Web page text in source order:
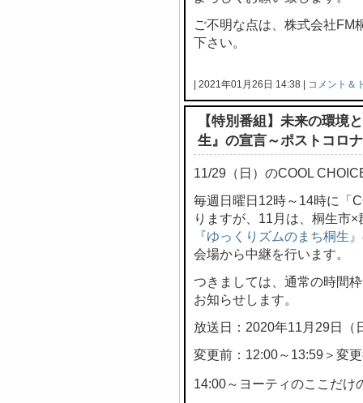
ご不明な点は、株式会社FM
下さい。
| 2021年01月26日 14:38 | コメント＆
【特別番組】未来の環境
生』の宣言～ポストコロ
11/29（日）のCOOL
毎週日曜日12時～14時に「
りますが、11月は、桐生市
『ゆっくりズムのまち桐生
会場から中継を行います。
つきましては、通常の時間
お知らせします。
放送日：2020年11月29日（
変更前：12:00～13:59＞変
14:00～ヨーティのここだけ